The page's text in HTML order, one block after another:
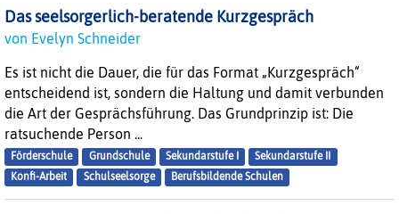
Das seelsorgerlich-beratende Kurzgespräch
von Evelyn Schneider
Es ist nicht die Dauer, die für das Format „Kurzgespräch“
entscheidend ist, sondern die Haltung und damit verbunden
die Art der Gesprächsführung. Das Grundprinzip ist: Die
ratsuchende Person ...
Förderschule Grundschule Sekundarstufe I
Sekundarstufe II
Konfi-Arbeit
Schulseelsorge Berufsbildende Schulen